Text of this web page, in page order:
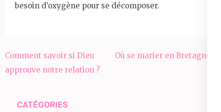
besoin d’oxygène pour se décomposer.
Navigation
de
Comment savoir si Dieu
approuve notre relation ?
Où se marier en Bretagne ?
CATÉGORIES